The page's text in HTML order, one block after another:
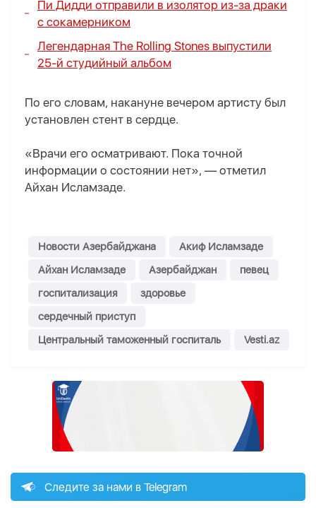
Пи Дидди отправили в изолятор из-за драки
с сокамерником
Легендарная The Rolling Stones выпустили
25-й студийный альбом
По его словам, накануне вечером артисту был
установлен стент в сердце.
«Врачи его осматривают. Пока точной
информации о состоянии нет», — отметил
Айхан Исламзаде.
Новости Азербайджана
Акиф Исламзаде
Айхан Исламзаде
Азербайджан
певец
госпитализация
здоровье
сердечный приступ
Центральный таможенный госпиталь
Vesti.az
Следите за нами в Telegram